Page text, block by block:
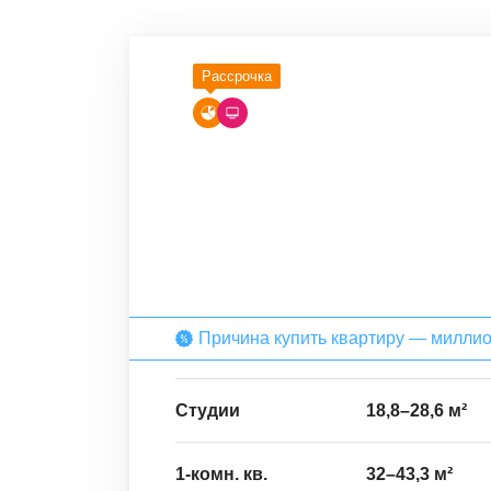
Рассрочка
Причина купить квартиру —
Студии 18,8–28,6 м²
1-комн. кв. 32–43,3 м²